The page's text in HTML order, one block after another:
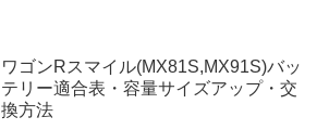
ワゴンRスマイル(MX81S,MX91S)バッ
テリー適合表・容量サイズアップ・交
換方法